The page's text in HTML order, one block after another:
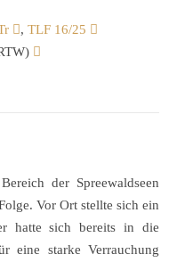
, TLF 16/25
der Spreewaldseen
Vor Ort stellte sich ein
hatte sich bereits in die
eine starke Verrauchung